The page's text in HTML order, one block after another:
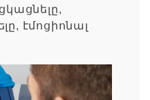
էմոցիոնալ